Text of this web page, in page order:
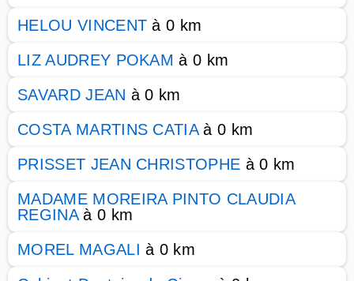
HELOU VINCENT à 0 km
LIZ AUDREY POKAM à 0 km
SAVARD JEAN à 0 km
COSTA MARTINS CATIAà 0 km
PRISSET JEAN CHRISTOPHE à 0 km
MADAME MOREIRA PINTO CLAUDIA
REGINAà 0 km
MOREL MAGALI à 0 km